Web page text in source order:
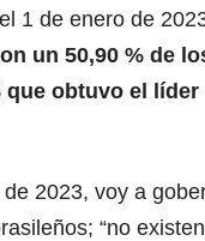
1 de enero de
un 50,90 % de
que obtuvo el líder
2023, voy a
“no